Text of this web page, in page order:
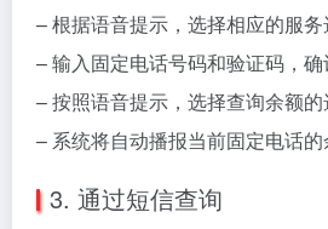
– 根据语音提示，选择相应的服务
– 输入固定电话号码和验证码，确
– 按照语音提示，选择查询余额的
– 系统将自动播报当前固定电话的
3. 通过短信查询